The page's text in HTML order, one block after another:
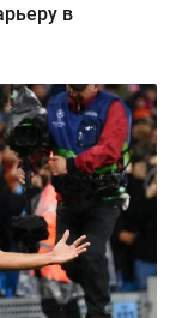
в